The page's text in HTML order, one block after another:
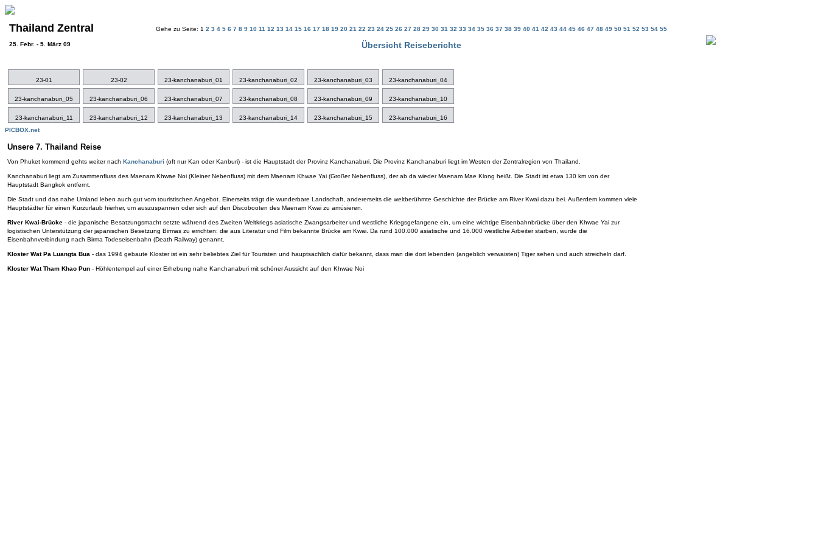
Thailand Zentral
25. Febr. - 5. März 09
Gehe zu Seite: 1 2 3 4 5 6 7 8 9 10 11 12 13 14 15 16 17 18 19 20 21 22 23 24 25 26 27 28 29 30 31 32 33 34 35 36 37 38 39 40 41 42 43 44 45 46 47 48 49 50 51 52 53 54 55
Übersicht Reiseberichte
23-01 23-02 23-kanchanaburi_01 23-kanchanaburi_02 23-kanchanaburi_03 23-kanchanaburi_04
23-kanchanaburi_05 23-kanchanaburi_06 23-kanchanaburi_07 23-kanchanaburi_08 23-kanchanaburi_09 23-kanchanaburi_10
23-kanchanaburi_11 23-kanchanaburi_12 23-kanchanaburi_13 23-kanchanaburi_14 23-kanchanaburi_15
23-kanchanaburi_16
PICBOX.net
Unsere 7. Thailand Reise
Von Phuket kommend gehts weiter nach Kanchanaburi (oft nur Kan oder Kanburi) - ist die Hauptstadt der Provinz Kanchanaburi. Die Provinz Kanchanaburi liegt im Westen der Zentralregion von Thailand.
Kanchanaburi liegt am Zusammenfluss des Maenam Khwae Noi (Kleiner Nebenfluss) mit dem Maenam Khwae Yai (Großer Nebenfluss), der ab da wieder Maenam Mae Klong heißt. Die Stadt ist etwa 130 km von der
Hauptstadt Bangkok entfernt.
Die Stadt und das nahe Umland leben auch gut vom touristischen Angebot. Einerseits trägt die wunderbare Landschaft, andererseits die weltberühmte Geschichte der Brücke am River Kwai dazu bei. Außerdem kommen viele
Hauptstädter für einen Kurzurlaub hierher, um auszuspannen oder sich auf den Discobooten des Maenam Kwai zu amüsieren.
River Kwai-Brücke - die japanische Besatzungsmacht setzte während des Zweiten Weltkriegs asiatische Zwangsarbeiter und westliche Kriegsgefangene ein, um eine wichtige Eisenbahnbrücke über den Khwae Yai zur
logistischen Unterstützung der japanischen Besetzung Birmas zu errichten: die aus Literatur und Film bekannte Brücke am Kwai. Da rund 100.000 asiatische und 16.000 westliche Arbeiter starben, wurde die
Eisenbahnverbindung nach Birma Todeseisenbahn (Death Railway) genannt.
Kloster Wat Pa Luangta Bua - das 1994 gebaute Kloster ist ein sehr beliebtes Ziel für Touristen und hauptsächlich dafür bekannt, dass man die dort lebenden (angeblich verwaisten) Tiger sehen und auch streicheln darf.
Kloster Wat Tham Khao Pun - Höhlentempel auf einer Erhebung nahe Kanchanaburi mit schöner Aussicht auf den Khwae Noi